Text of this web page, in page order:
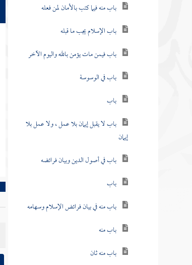
باب منه فيما كتب بالأمان لمن فعله
باب الإسلام يجب ما قبله
باب فيمن مات يؤمن بالله واليوم الآخر
باب في الوسوسة
باب
باب لا يقبل إيمان بلا عمل ، ولا عمل بلا
إيمان
باب في أصول الدين وبيان فرائضه
باب
باب منه في بيان فرائض الإسلام وسهامه
باب منه
باب منه ثان